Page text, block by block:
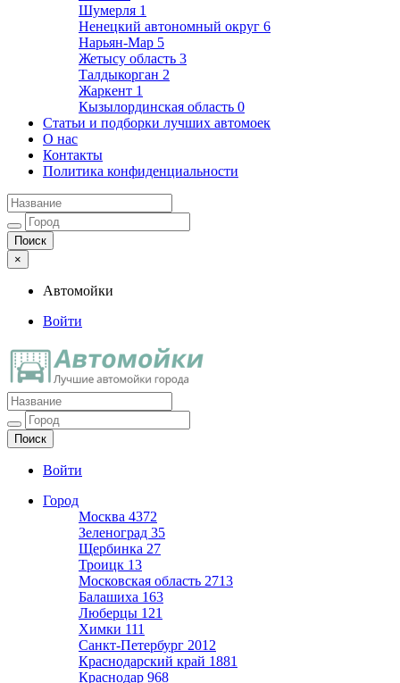
Шумерля 1
Ненецкий автономный округ 6
Нарьян-Мар 5
Жетысу область 3
Талдыкорган 2
Жаркент 1
Кызылординская область 0
Статьи и подборки лучших автомоек
О нас
Контакты
Политика конфиденциальности
×
Автомойки
Войти
Автомойки
Ещё один сайт на WordPress
Войти
Город
Москва 4372
Зеленоград 35
Щербинка 27
Троицк 13
Московская область 2713
Балашиха 163
Люберцы 121
Химки 111
Санкт-Петербург 2012
Краснодарский край 1881
Краснодар 968